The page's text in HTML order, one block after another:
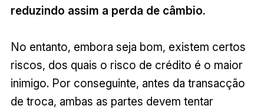
reduzindo assim a perda de câmbio.
No entanto, embora seja bom, existem certos
riscos, dos quais o risco de crédito é o maior
inimigo. Por conseguinte, antes da transacção
de troca, ambas as partes devem tentar